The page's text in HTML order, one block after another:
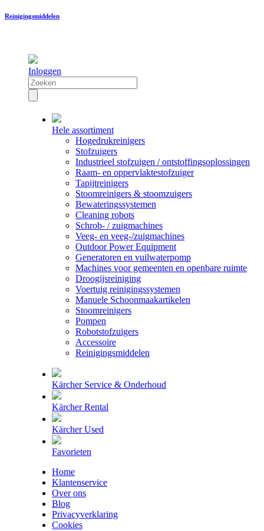
Reinigingsmiddelen
Inloggen
Hele assortiment
Hogedrukreinigers
Stofzuigers
Industrieel stofzuigen / ontstoffingsoplossingen
Raam- en oppervlaktestofzuiger
Tapijtreinigers
Stoomreinigers & stoomzuigers
Bewateringssystemen
Cleaning robots
Schrob- / zuigmachines
Veeg- en veeg-/zuigmachines
Outdoor Power Equipment
Generatoren en vuilwaterpomp
Machines voor gemeenten en openbare ruimte
Droogijsreiniging
Voertuig reinigingssystemen
Manuele Schoonmaakartikelen
Stoomreinigers
Pompen
Robotstofzuigers
Accessoire
Reinigingsmiddelen
Kärcher Service & Onderhoud
Kärcher Rental
Kärcher Used
Favorieten
Home
Klantenservice
Over ons
Blog
Privacyverklaring
Cookies